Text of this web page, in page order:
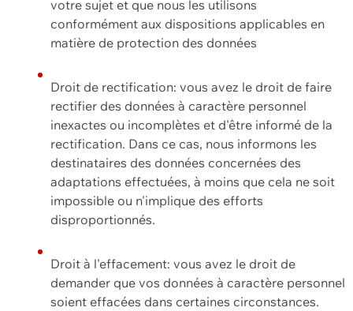
votre sujet et que nous les utilisons
conformément aux dispositions applicables en
matière de protection des données
Droit de rectification: vous avez le droit de faire
rectifier des données à caractère personnel
inexactes ou incomplètes et d'être informé de la
rectification. Dans ce cas, nous informons les
destinataires des données concernées des
adaptations effectuées, à moins que cela ne soit
impossible ou n'implique des efforts
disproportionnés.
Droit à l'effacement: vous avez le droit de
demander que vos données à caractère personnel
soient effacées dans certaines circonstances.